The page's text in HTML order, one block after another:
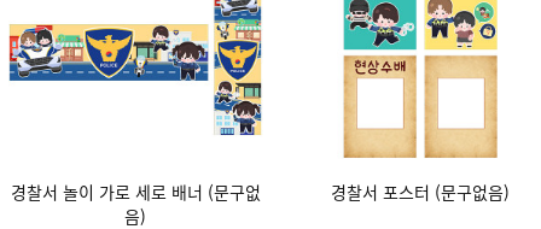
경찰서 놀이 가로 세로 배너 (문구없
음)
경찰서 포스터 (문구없음)